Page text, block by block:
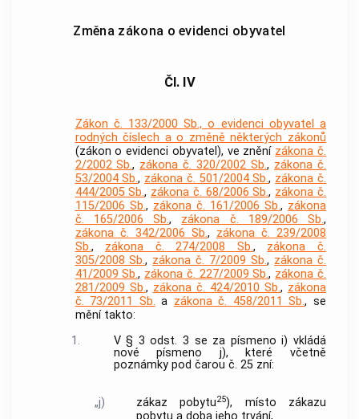
Změna zákona o evidenci obyvatel
Čl. IV
Zákon č. 133/2000 Sb., o evidenci obyvatel a
rodných číslech a o změně některých zákonů
(zákon o evidenci obyvatel), ve znění zákona č.
2/2002 Sb., zákona č. 320/2002 Sb., zákona č.
53/2004 Sb., zákona č. 501/2004 Sb., zákona č.
444/2005 Sb., zákona č. 68/2006 Sb., zákona č.
115/2006 Sb., zákona č. 161/2006 Sb., zákona
č. 165/2006 Sb., zákona č. 189/2006 Sb.,
zákona č. 342/2006 Sb., zákona č. 239/2008
Sb., zákona č. 274/2008 Sb., zákona č.
305/2008 Sb., zákona č. 7/2009 Sb., zákona č.
41/2009 Sb., zákona č. 227/2009 Sb., zákona č.
281/2009 Sb., zákona č. 424/2010 Sb., zákona
č. 73/2011 Sb. a zákona č. 458/2011 Sb., se
mění takto:
1.
V § 3 odst. 3 se za písmeno i) vkládá
nové písmeno j), které včetně
poznámky pod čarou č. 25 zní:
„j) zákaz pobytu25), místo zákazu
pobytu a doba jeho trvání,